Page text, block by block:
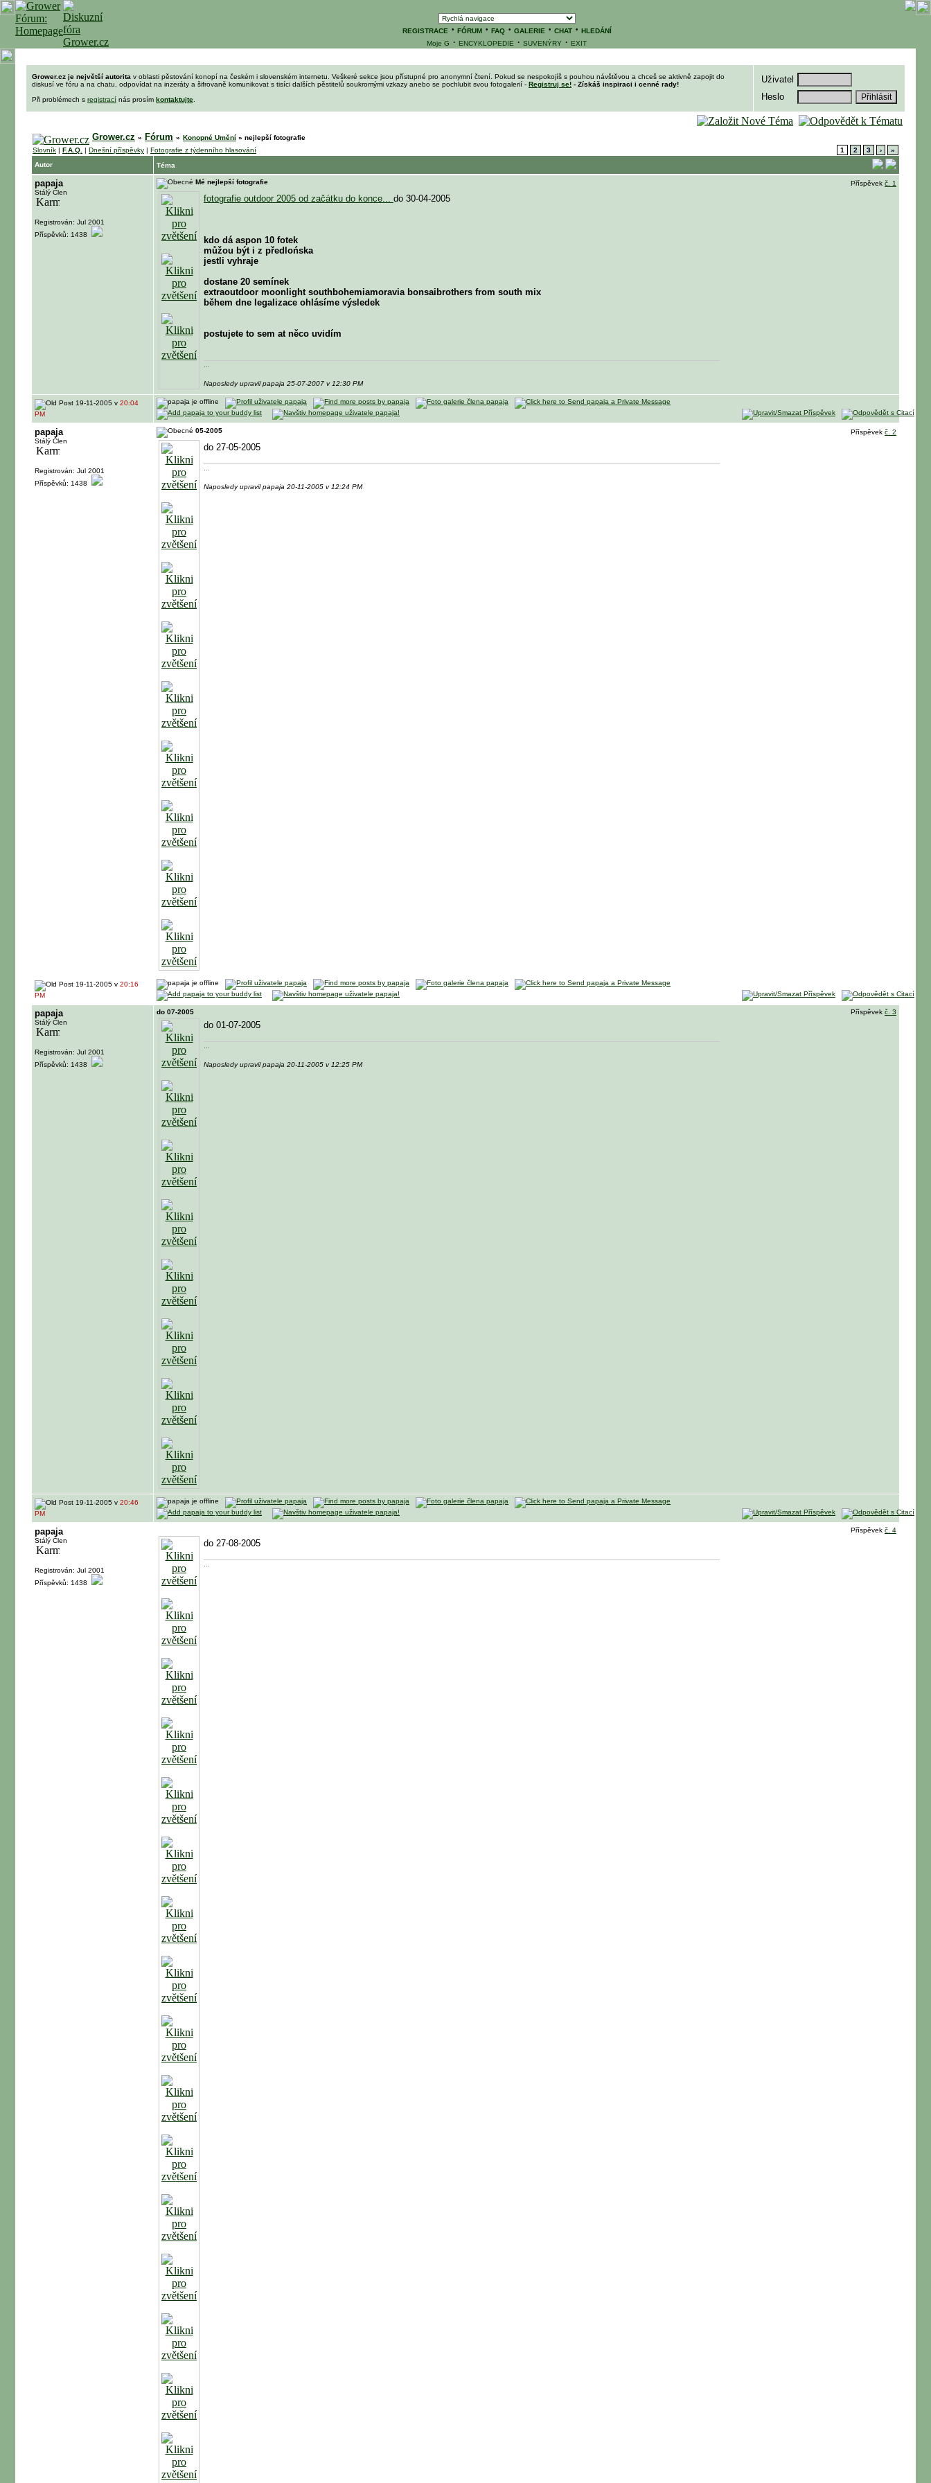
REGISTRACE · FÓRUM· FAQ· GALERIE · CHAT· HLEDÁNÍ
Moje G · ENCYKLOPEDIE · SUVENÝRY · EXIT
Grower.cz je největší autorita v oblasti pěstování konopí na českém i slovenském internetu. Veškeré sekce jsou přístupné pro anonymní čtení. Pokud se nespokojíš s pouhou návštěvou a chceš se aktivně zapojit do
diskusí ve fóru a na chatu, odpovídat na inzeráty a šifrovaně komunikovat s tisíci dalších pěstitelů soukromými vzkazy anebo se pochlubit svou fotogalerií - Registruj se! - Získáš inspiraci i cenné rady!
Při problémech s registrací nás prosím kontaktujte
Uživatel
Heslo
Grower.cz » Fórum » Konopné Umění » nejlepší fotografie
Slovník | F.A.Q. | Dnešní příspěvky | Fotografie z týdenního hlasování 1 2 3 ›
»
Autor
Téma
papaja
Stálý Člen
Registrován: Jul 2001
Příspěvků: 1438
Mé nejlepší fotografie Příspěvek č. 1
fotografie outdoor 2005 od začátku do konce... do 30-04-2005
kdo dá aspon 10 fotek
můžou být i z předlońska
jestli vyhraje
dostane 20 semínek
extraoutdoor moonlight southbohemiamoravia bonsaibrothers from south mix
během dne legalizace ohlásíme výsledek
postujete to sem at něco uvidím
Naposledy upravil papaja 25-07-2007 v 12:30 PM
19-11-2005 v 20:04
PM
papaja
Stálý Člen
Registrován: Jul 2001
Příspěvků: 1438
05-2005 Příspěvek č. 2
do 27-05-2005
Naposledy upravil papaja 20-11-2005 v 12:24 PM
19-11-2005 v 20:16
PM
papaja
Stálý Člen
Registrován: Jul 2001
Příspěvků: 1438
do 07-2005 Příspěvek č. 3
do 01-07-2005
Naposledy upravil papaja 20-11-2005 v 12:25 PM
19-11-2005 v 20:46
PM
papaja
Stálý Člen
Registrován: Jul 2001
Příspěvků: 1438
Příspěvek č. 4
do 27-08-2005